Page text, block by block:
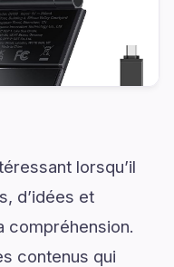
lorsqu’il
d’idées et
compréhension.
contenus qui